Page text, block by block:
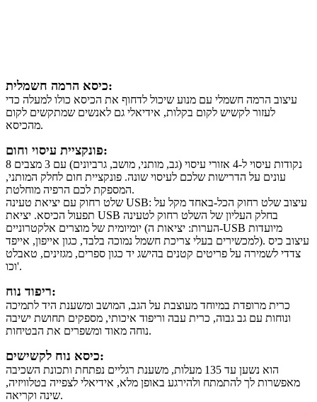
כיסא הרמה חשמלית:
עיצוב הרמה חשמלי עם מנוע שיכול לדחוף את הכיסא כולו למעלה כדי
לעזור לקשיש לקום בקלות, אידיאלי גם לאנשים שמתקשים לקום
מהכיסא.
פונקציית עיסוי וחום:
8 נקודות עיסוי ל-4 אזורי עיסוי (גב, מותני, מושב, גרביונים) עם 3 מצבים
עונים על הדרישות שלכם לעיסוי שונה. פונקציית חום לחלק המותני,
המספקת לכם הרפיה מוחלטת.
שלט רחוק עם יציאת טעינה USB: עיצוב שלט רחוק הכל-באחד מקל על
תפעול הכיסא. יציאת USB בחלק העליון של השלט רחוק לטעינה
יומיומית של מוצרים אלקטרוניים (הערות: יציאות ה-USB מיועדות
למכשירים בעלי צריכת חשמל נמוכה בלבד, כגון אייפון, אייפד). עיצוב כיס
צדדי לשמירה על פריטים קטנים בהישג יד כגון ספרים, מגזינים, טאבלט
וכו'.
ריפוד נוח:
כרית מרופדת במיוחד מעוצבת על הגב, המושב ומשענת היד לתמיכה
ונוחות עם גב גבוה, כרית עבה וריפוד איכותי, מספקים תחושת ישיבה
נוחה מאוד ומשפרים את הבטיחות.
כיסא נוח לקשישים:
הוא נשען עד 135 מעלות, משענת רגליים נפתחת ותכונת השכיבה
מאפשרות לך להתמתח ולהירגע באופן מלא, אידיאלי לצפייה בטלוויזיה,
שינה וקריאה.